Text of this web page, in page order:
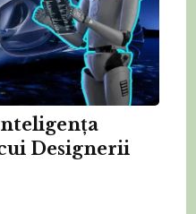
Designerii